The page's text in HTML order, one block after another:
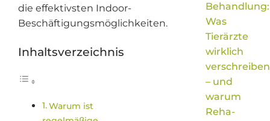
die effektivsten Indoor-
Beschäftigungsmöglichkeiten.
Inhaltsverzeichnis
Warum ist
Behandlung:
Was
Tierärzte
wirklich
verschreiben
– und
warum
Reha-